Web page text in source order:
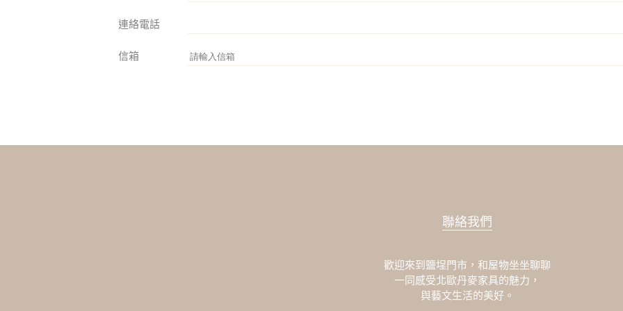
連絡電話
信箱
聯絡我們
歡迎來到鹽埕門市，和屋物坐坐聊聊
一同感受北歐丹麥家具的魅力，
與藝文生活的美好。